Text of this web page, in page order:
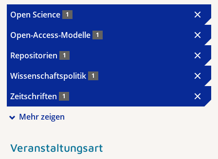
Open Science 1
Open-Access-Modelle 1
Repositorien 1
Wissenschaftspolitik 1
Zeitschriften 1
Mehr zeigen
Veranstaltungsart